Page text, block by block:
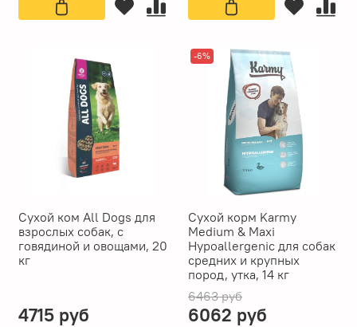
Сухой ком All Dogs для
взрослых собак, с
говядиной и овощами, 20
кг
4715 руб
-6%
Сухой корм Karmy
Medium & Maxi
Hypoallergenic для собак
средних и крупных
пород, утка, 14 кг
6463 руб
6062 руб